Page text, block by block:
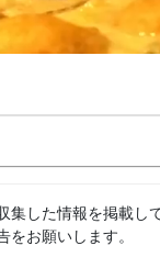
した情報を掲載
をお願いします。